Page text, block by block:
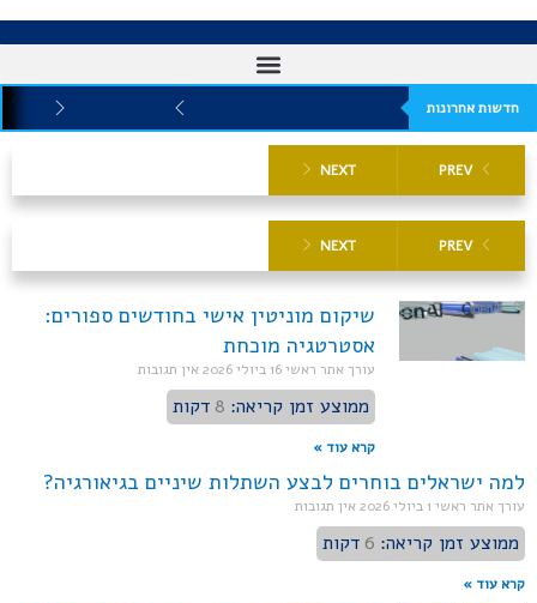
חדשות אחרונות
PREV
NEXT
PREV
NEXT
שיקום מוניטין אישי בחודשים ספורים:
אסטרטגיה מוכחת
עורך אתר ראשי16 ביולי 2026 אין תגובות
ממוצע זמן קריאה: 8 דקות
קרא עוד »
למה ישראלים בוחרים לבצע השתלות שיניים בגיאורגיה?
עורך אתר ראשי 1 ביולי 2026 אין תגובות
ממוצע זמן קריאה: 6 דקות
קרא עוד »